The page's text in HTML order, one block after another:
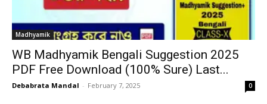
Madhyamik
WB Madhyamik Bengali Suggestion 2025
PDF Free Download (100% Sure) Last...
Debabrata Mandal - February 7, 2025 0